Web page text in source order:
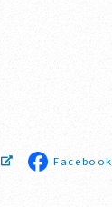
Facebook